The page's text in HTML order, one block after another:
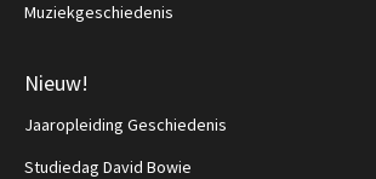
Muziekgeschiedenis
Nieuw!
Jaaropleiding Geschiedenis
Studiedag David Bowie